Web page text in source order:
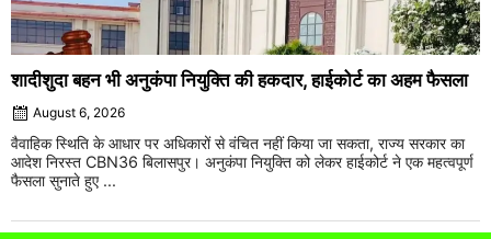
शादीशुदा बहन भी अनुकंपा नियुक्ति की हकदार, हाईकोर्ट का अहम फैसला
August 6, 2026
वैवाहिक स्थिति के आधार पर अधिकारों से वंचित नहीं किया जा सकता, राज्य सरकार का
आदेश निरस्त CBN36 बिलासपुर। अनुकंपा नियुक्ति को लेकर हाईकोर्ट ने एक महत्वपूर्ण
फैसला सुनाते हुए ...